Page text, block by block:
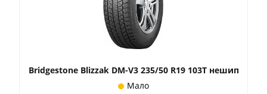
Bridgestone Blizzak DM-V3 235/50 R19 103T нешип
Мало